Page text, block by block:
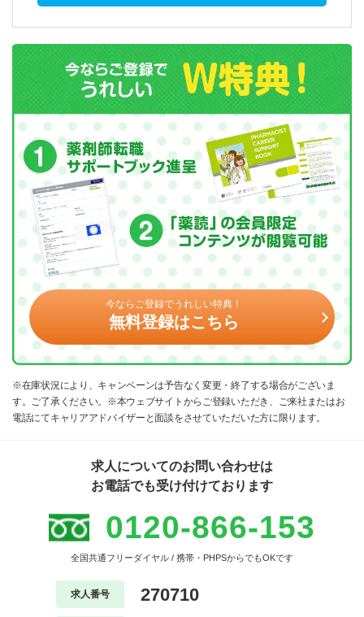
今ならご登録でうれしい特典！
無料登録はこちら
※在庫状況により、キャンペーンは予告なく変更・終了する場合がございま
す。ご了承ください。※本ウェブサイトからご登録いただき、ご来社またはお
電話にてキャリアアドバイザーと面談をさせていただいた方に限ります。
求人についてのお問い合わせは
お電話でも受け付けております
0120-866-153
全国共通フリーダイヤル / 携帯・PHPSからでもOKです
求人番号 270710